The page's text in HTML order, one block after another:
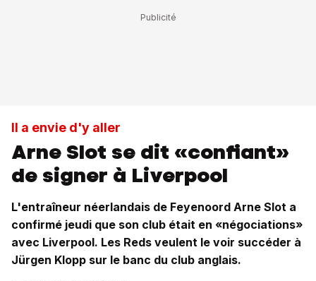
Il a envie d'y aller
Arne Slot se dit «confiant»
de signer à Liverpool
L'entraîneur néerlandais de Feyenoord Arne Slot a
confirmé jeudi que son club était en «négociations»
avec Liverpool. Les Reds veulent le voir succéder à
Jürgen Klopp sur le banc du club anglais.